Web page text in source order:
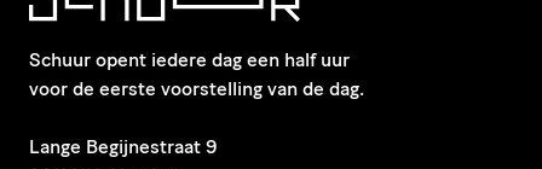
Schuur opent iedere dag een half uur
voor de eerste voorstelling van de dag.
​Lange Begijnestraat 9